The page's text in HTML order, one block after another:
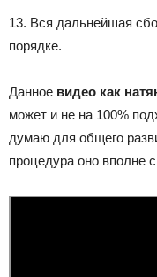
13. Вся дальнейшая
порядке.
Данное видео как
может и не на 100%
думаю для общего
процедура оно вполне